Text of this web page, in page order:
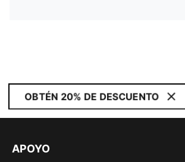
OBTÉN 20% DE DESCUENTO
APOYO